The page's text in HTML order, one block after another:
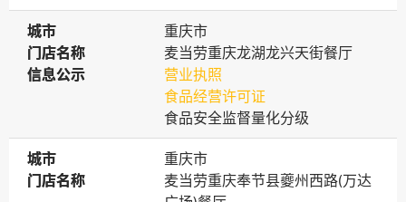
城市
城市
重庆市
门店名称
门店名称
麦当劳重庆龙湖龙兴天街餐厅
信息公示
信息公示
营业执照
食品经营许可证
食品安全监督量化分级
城市
城市
重庆市
门店名称
门店名称
麦当劳重庆奉节县夔州西路(万达